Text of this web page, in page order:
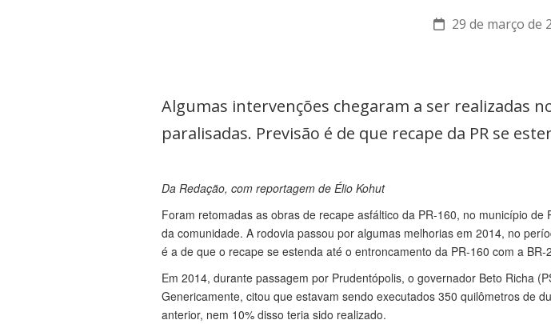
29 de março de
Algumas intervenções chegaram a ser realizadas
paralisadas. Previsão é de que recape da PR se
Da Redação, com reportagem de Élio Kohut
Foram retomadas as obras de recape asfáltico da PR-160, no município
da comunidade. A rodovia passou por algumas melhorias em 2014, no
é a de que o recape se estenda até o entroncamento da PR-160 com a BR-
Em 2014, durante passagem por Prudentópolis, o governador Beto Richa
Genericamente, citou que estavam sendo executados 350 quilômetros de
anterior, nem 10% disso teria sido realizado.